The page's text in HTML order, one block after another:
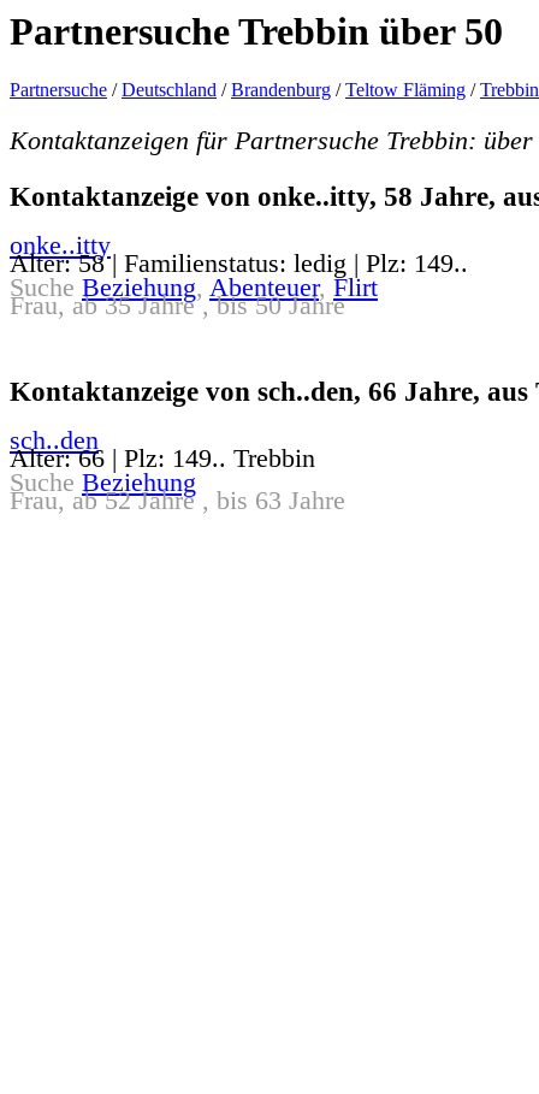
Partnersuche Trebbin über 50
Partnersuche /Deutschland /Brandenburg /Teltow Fläming /Trebbin
Kontaktanzeigen für Partnersuche Trebbin: über
Kontaktanzeige von onke..itty, 58 Jahre,
onke..itty
Alter: 58 | Familienstatus: ledig | Plz: 149..
Suche Beziehung, Abenteuer, Flirt
Frau, ab 35 Jahre , bis 50 Jahre
Kontaktanzeige von sch..den, 66 Jahre, aus
sch..den
Alter: 66 | Plz: 149.. Trebbin
Suche Beziehung
Frau, ab 52 Jahre , bis 63 Jahre